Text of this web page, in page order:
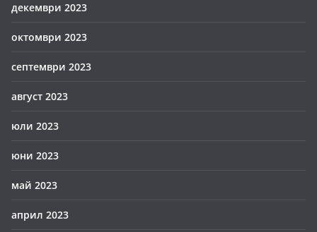
декември 2023
октомври 2023
септември 2023
август 2023
юли 2023
юни 2023
май 2023
април 2023